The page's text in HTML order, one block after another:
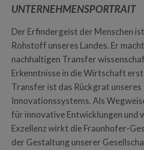
UNTERNEHMENSPORTRAIT
Der Erfindergeist der Menschen
Rohstoff unseres Landes. Er
nachhaltigen Transfer
Erkenntnisse in die Wirtschaft
Transfer ist das Rückgrat unseres
Innovationssystems. Als
für innovative Entwicklungen und
Exzellenz wirkt die Fraunhofer-
der Gestaltung unserer